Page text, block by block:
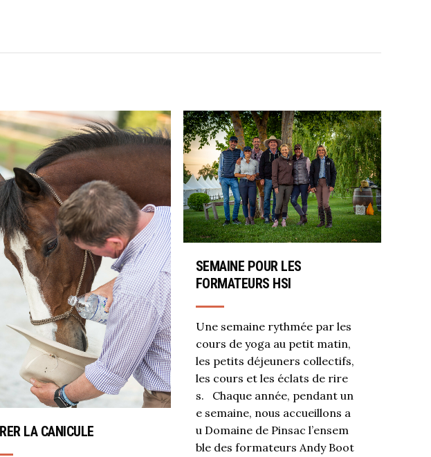
LA CANICULE
SEMAINE POUR LES
FORMATEURS HSI
Une semaine rythmée par les
cours de yoga au petit matin,
les petits déjeuners collectifs,
les cours et les éclats de rire
s. Chaque année, pendant un
e semaine, nous accueillons a
u Domaine de Pinsac l’ensem
ble des formateurs Andy Boot